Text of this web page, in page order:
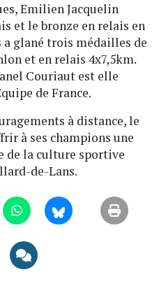
Emilien Jacquelin
et le bronze en relais en
glané trois médailles de
et en relais 4x7,5km.
Couriaut est elle
de France.
à distance, le
à ses champions une
de la culture sportive
de-Lans.